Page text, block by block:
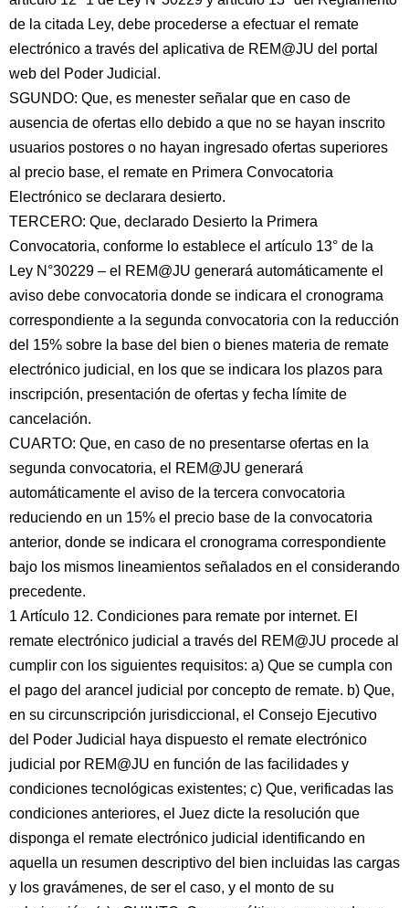
de la citada Ley, debe procederse a efectuar el remate
electrónico a través del aplicativa de REM@JU del portal
web del Poder Judicial.
SGUNDO: Que, es menester señalar que en caso de
ausencia de ofertas ello debido a que no se hayan inscrito
usuarios postores o no hayan ingresado ofertas superiores
al precio base, el remate en Primera Convocatoria
Electrónico se declarara desierto.
TERCERO: Que, declarado Desierto la Primera
Convocatoria, conforme lo establece el artículo 13° de la
Ley N°30229 – el REM@JU generará automáticamente el
aviso debe convocatoria donde se indicara el cronograma
correspondiente a la segunda convocatoria con la reducción
del 15% sobre la base del bien o bienes materia de remate
electrónico judicial, en los que se indicara los plazos para
inscripción, presentación de ofertas y fecha límite de
cancelación.
CUARTO: Que, en caso de no presentarse ofertas en la
segunda convocatoria, el REM@JU generará
automáticamente el aviso de la tercera convocatoria
reduciendo en un 15% el precio base de la convocatoria
anterior, donde se indicara el cronograma correspondiente
bajo los mismos lineamientos señalados en el considerando
precedente.
1 Artículo 12. Condiciones para remate por internet. El
remate electrónico judicial a través del REM@JU procede al
cumplir con los siguientes requisitos: a) Que se cumpla con
el pago del arancel judicial por concepto de remate. b) Que,
en su circunscripción jurisdiccional, el Consejo Ejecutivo
del Poder Judicial haya dispuesto el remate electrónico
judicial por REM@JU en función de las facilidades y
condiciones tecnológicas existentes; c) Que, verificadas las
condiciones anteriores, el Juez dicte la resolución que
disponga el remate electrónico judicial identificando en
aquella un resumen descriptivo del bien incluidas las cargas
y los gravámenes, de ser el caso, y el monto de su